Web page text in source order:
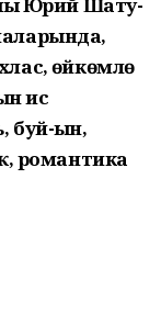
һөй­көмлө
һис
һын,
романтика